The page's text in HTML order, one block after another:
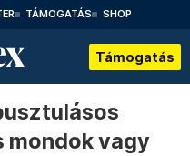
TÁMOGATÁS SHOP
Támogatás
mondok vagy